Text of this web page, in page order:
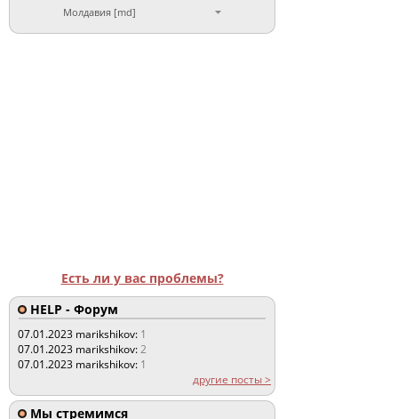
Молдавия [md]
Есть ли у вас проблемы?
HELP - Форум
07.01.2023 marikshikov: 1
07.01.2023 marikshikov:2
07.01.2023 marikshikov: 1
другие посты >
Мы стремимся